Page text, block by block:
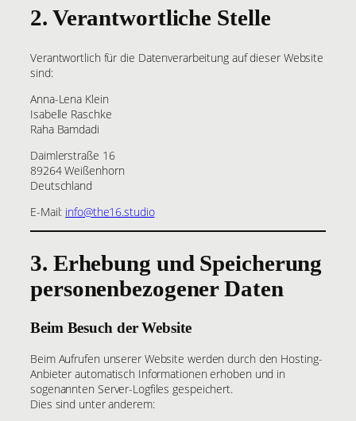
2. Verantwortliche Stelle
Verantwortlich für die Datenverarbeitung auf dieser Website
sind:
Anna-Lena Klein
Isabelle Raschke
Raha Bamdadi
Daimlerstraße 16
89264 Weißenhorn
Deutschland
E-Mail: info@the16.studio
3. Erhebung und Speicherung
personenbezogener Daten
Beim Besuch der Website
Beim Aufrufen unserer Website werden durch den Hosting-
Anbieter automatisch Informationen erhoben und in
sogenannten Server-Logfiles gespeichert.
Dies sind unter anderem: